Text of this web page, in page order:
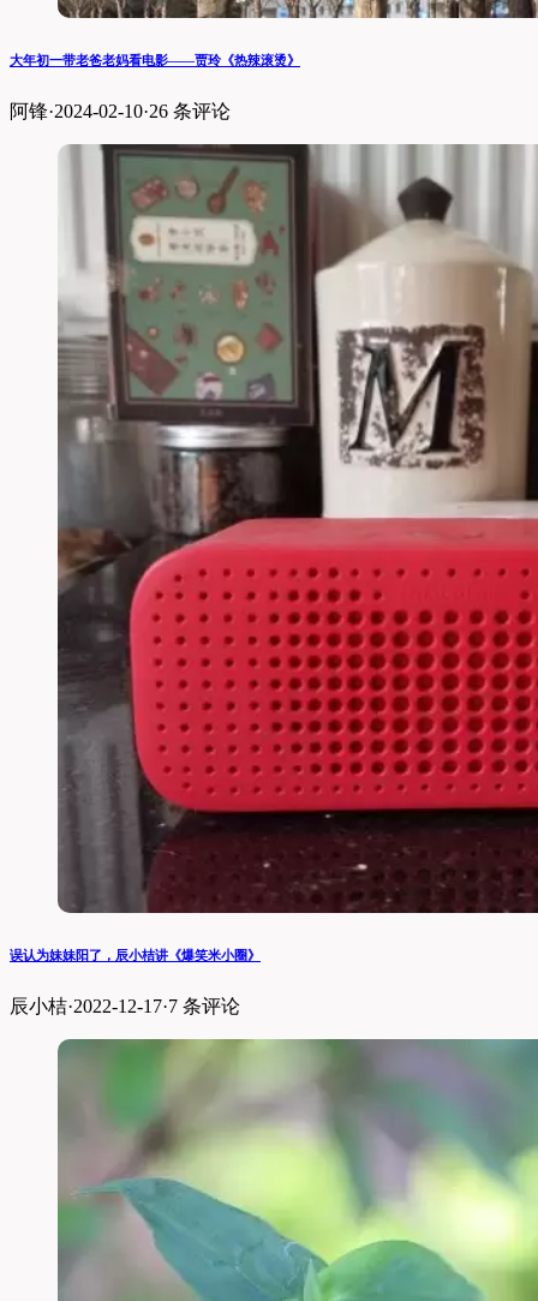
大年初一带老爸老妈看电影——贾玲《热辣滚烫》
阿锋·2024-02-10·26 条评论
误认为妹妹阳了，辰小桔讲《爆笑米小圈》
辰小桔·2022-12-17·7 条评论